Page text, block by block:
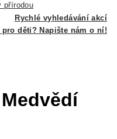
Rychlé vyhledávání akcí
přírodou
pro děti? Napište nám o ní!